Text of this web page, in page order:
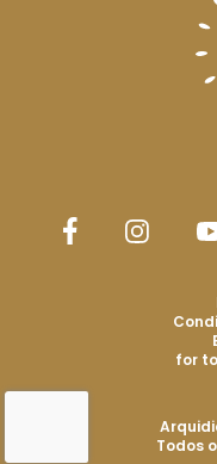
Todos
for